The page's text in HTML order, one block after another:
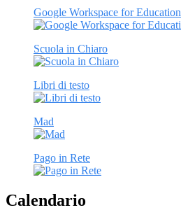
Google Workspace for Education
Scuola in Chiaro
Libri di testo
Mad
Pago in Rete
Calendario